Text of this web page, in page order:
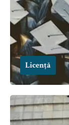
Licență